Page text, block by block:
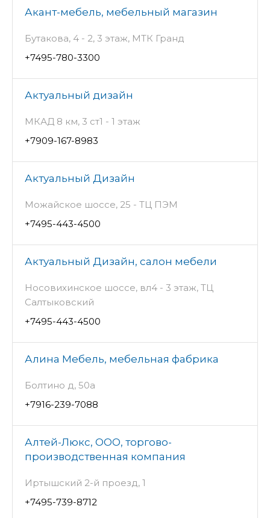
Акант-мебель, мебельный магазин
Бутакова, 4 - 2, 3 этаж, МТК Гранд
+7495-780-3300
Актуальный дизайн
МКАД 8 км, 3 ст1 - 1 этаж
+7909-167-8983
Актуальный Дизайн
Можайское шоссе, 25 - ТЦ ПЭМ
+7495-443-4500
Актуальный Дизайн, салон мебели
Носовихинское шоссе, вл4 - 3 этаж, ТЦ
Салтыковский
+7495-443-4500
Алина Мебель, мебельная фабрика
Болтино д, 50а
+7916-239-7088
Алтей-Люкс, ООО, торгово-
производственная компания
Иртышский 2-й проезд, 1
+7495-739-8712